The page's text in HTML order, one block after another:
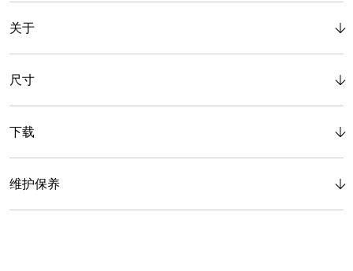
关于
尺寸
下载
维护保养